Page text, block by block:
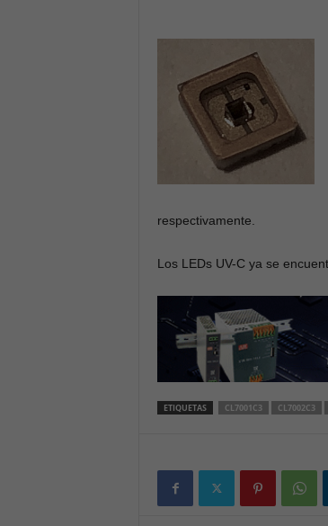
respectivamente.
Los LEDs UV-C ya se
ETIQUETAS CL7001C3 CL7002C3